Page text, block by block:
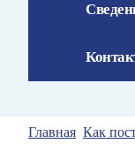
Главная Как